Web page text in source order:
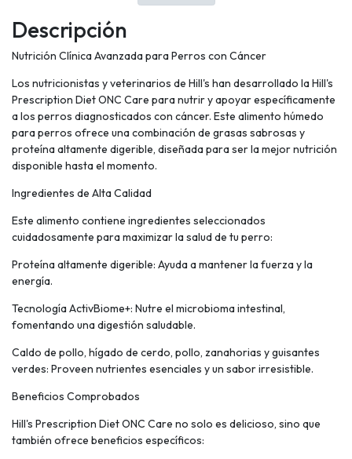
Descripción
Nutrición Clínica Avanzada para Perros con Cáncer
Los nutricionistas y veterinarios de Hill's han desarrollado la Hill's
Prescription Diet ONC Care para nutrir y apoyar específicamente
a los perros diagnosticados con cáncer. Este alimento húmedo
para perros ofrece una combinación de grasas sabrosas y
proteína altamente digerible, diseñada para ser la mejor nutrición
disponible hasta el momento.
Ingredientes de Alta Calidad
Este alimento contiene ingredientes seleccionados
cuidadosamente para maximizar la salud de tu perro:
Proteína altamente digerible: Ayuda a mantener la fuerza y la
energía.
Tecnología ActivBiome+: Nutre el microbioma intestinal,
fomentando una digestión saludable.
Caldo de pollo, hígado de cerdo, pollo, zanahorias y guisantes
verdes: Proveen nutrientes esenciales y un sabor irresistible.
Beneficios Comprobados
Hill's Prescription Diet ONC Care no solo es delicioso, sino que
también ofrece beneficios específicos: